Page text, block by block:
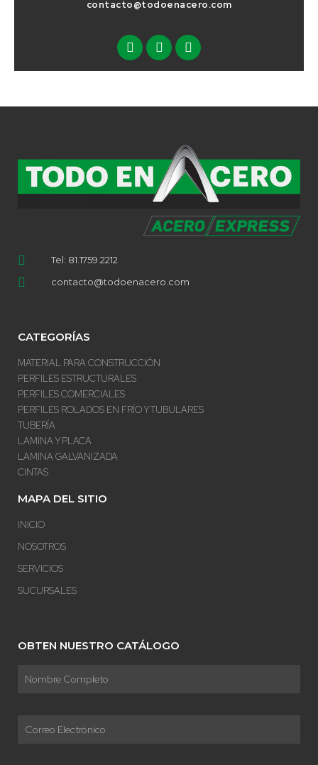
contacto@todoenacero.com
Tel: 81.1759.2212
contacto@todoenacero.com
CATEGORÍAS
MATERIAL PARA CONSTRUCCIÓN
PERFILES ESTRUCTURALES
PERFILES COMERCIALES
PERFILES ROLADOS EN FRÍO Y TUBULARES
TUBERÍA
LAMINA Y PLACA
LAMINA GALVANIZADA
CINTAS
MAPA DEL SITIO
INICIO
NOSOTROS
SERVICIOS
SUCURSALES
OBTEN NUESTRO CATÁLOGO